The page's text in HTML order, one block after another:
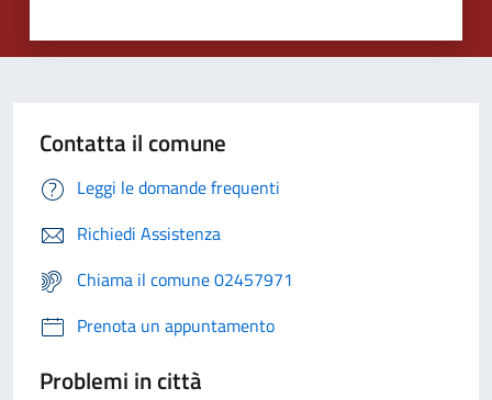
Contatta il comune
Leggi le domande frequenti
Richiedi Assistenza
Chiama il comune 02457971
Prenota un appuntamento
Problemi in città